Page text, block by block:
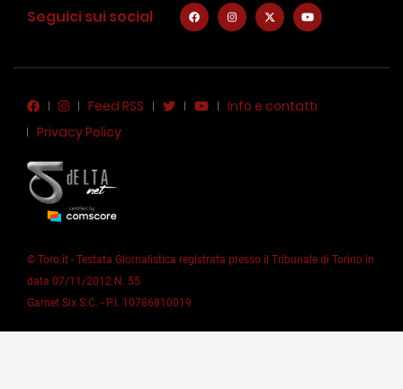
Seguici sui social
Feed RSS
Info e contatti
Privacy Policy
© Toro.it - Testata Giornalistica registrata presso il Tribunale di Torino in
data 07/11/2012 N. 55
Garnet Six S.C. - P.I. 10786810019